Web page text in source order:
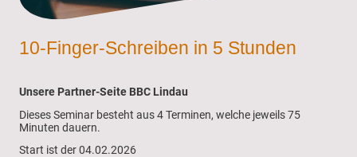
10-Finger-Schreiben in 5 Stunden
Unsere Partner-Seite BBC Lindau
Dieses Seminar besteht aus 4 Terminen, welche jeweils 75
Minuten dauern.
Start ist der 04.02.2026